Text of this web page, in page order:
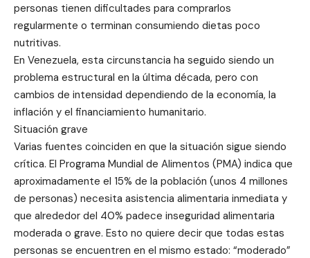
personas tienen dificultades para comprarlos
regularmente o terminan consumiendo dietas poco
nutritivas.
En Venezuela, esta circunstancia ha seguido siendo un
problema estructural en la última década, pero con
cambios de intensidad dependiendo de la economía, la
inflación y el financiamiento humanitario.
Situación grave
Varias fuentes coinciden en que la situación sigue siendo
crítica. El Programa Mundial de Alimentos (PMA) indica que
aproximadamente el 15% de la población (unos 4 millones
de personas) necesita asistencia alimentaria inmediata y
que alrededor del 40% padece inseguridad alimentaria
moderada o grave. Esto no quiere decir que todas estas
personas se encuentren en el mismo estado: “moderado”